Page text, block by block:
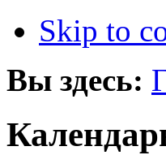
Skip to
Вы здесь: